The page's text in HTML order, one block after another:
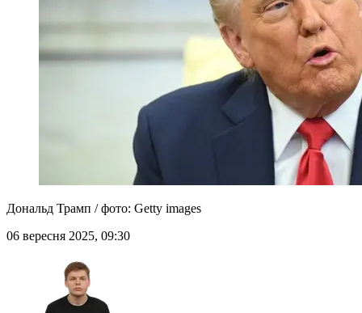
Дональд Трамп / фото: Getty images
06 вересня 2025, 09:30